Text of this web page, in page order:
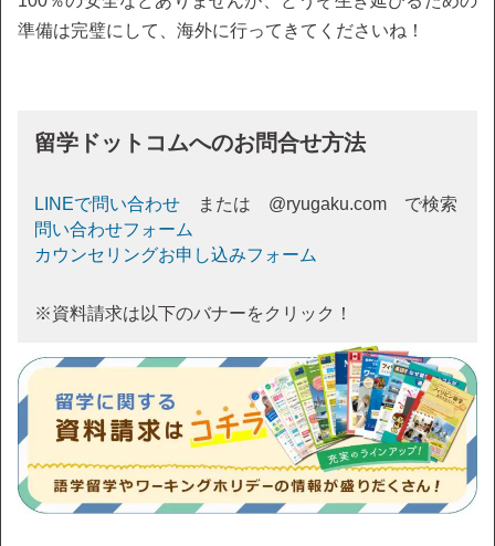
準備は完璧にして、海外に行ってきてくださいね！
留学ドットコムへのお問合せ方法
LINEで問い合わせ または @ryugaku.com で検索
問い合わせフォーム
カウンセリングお申し込みフォーム
※資料請求は以下のバナーをクリック！